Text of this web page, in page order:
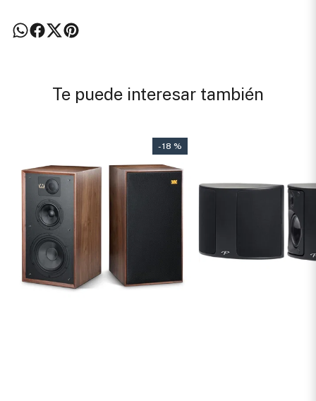
Te puede interesar también
- 18 %